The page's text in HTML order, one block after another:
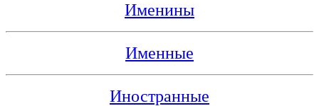
Именины
Именные
Иностранные